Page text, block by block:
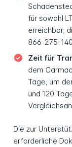
für sowohl
erreichbar;
866-275-
Zeit für
dem
Tage, um
und 120
Die zur
erforderliche